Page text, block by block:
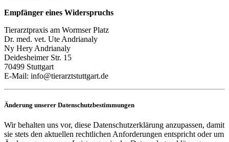
Empfänger eines Widerspruchs
Tierarztpraxis am Wormser Platz
Dr. med. vet. Ute Andrianaly
Ny Hery Andrianaly
Deidesheimer Str. 15
70499 Stuttgart
E-Mail: info@tierarztstuttgart.de
Änderung unserer Datenschutzbestimmungen
Wir behalten uns vor, diese Datenschutzerklärung anzupassen, damit
sie stets den aktuellen rechtlichen Anforderungen entspricht oder um